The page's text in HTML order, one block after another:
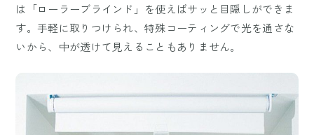
は「ローラーブラインド」を使えばサッと目隠しができま
す。手軽に取りつけられ、特殊コーティングで光を通さな
いから、中が透けて見えることもありません。